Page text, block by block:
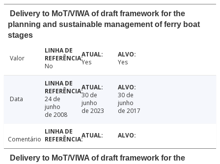
Delivery to MoT/VIWA of draft framework for the
planning and sustainable management of ferry boat
stages
Valor
No
Yes Yes
Data
24 de
junho
de 2008
30 de
junho
de 2023
30 de
junho
de 2017
Comentário
Delivery to MoT/VIWA of draft framework for the